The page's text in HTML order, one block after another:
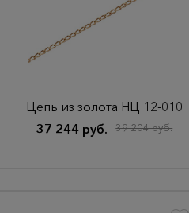
Цепь из золота НЦ 12-010
37 244 руб.
39 204 руб.